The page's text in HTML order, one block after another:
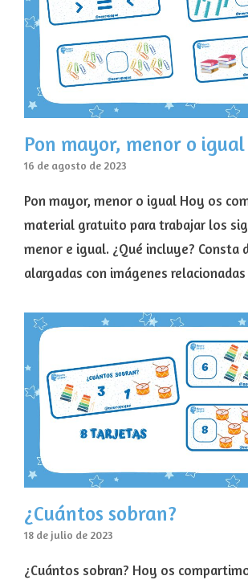
Pon mayor, menor o igual
16 de agosto de 2023
Pon mayor, menor o igual Hoy os
material gratuito para trabajar los
menor e igual. ¿Qué incluye? Consta
alargadas con imágenes
¿Cuántos sobran?
18 de julio de 2023
¿Cuántos sobran? Hoy os